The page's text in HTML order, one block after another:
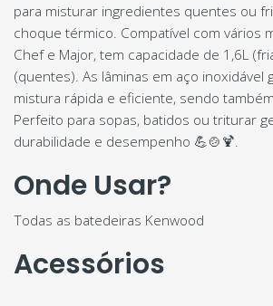
para misturar ingredientes quentes ou
choque térmico. Compatível com vários
Chef e Major, tem capacidade de 1,6L
(quentes). As lâminas em aço inoxidável
mistura rápida e eficiente, sendo
Perfeito para sopas, batidos ou triturar
durabilidade e desempenho 💪🍲🍹.
Onde Usar?
Todas as batedeiras Kenwood
Acessórios